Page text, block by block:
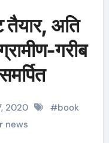
तैयार, अति
गरीब
2020 #book
news